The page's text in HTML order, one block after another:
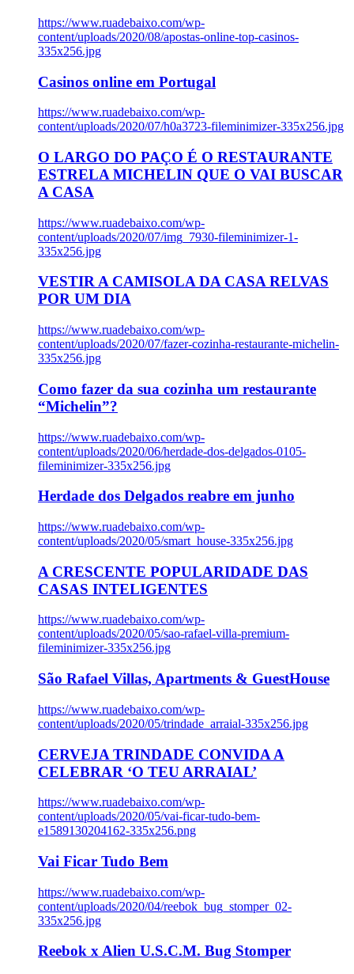
https://www.ruadebaixo.com/wp-
content/uploads/2020/08/apostas-online-top-casinos-
335x256.jpg
Casinos online em Portugal
https://www.ruadebaixo.com/wp-
content/uploads/2020/07/h0a3723-fileminimizer-335x256.jpg
O LARGO DO PAÇO É O RESTAURANTE
ESTRELA MICHELIN QUE O VAI BUSCAR
A CASA
https://www.ruadebaixo.com/wp-
content/uploads/2020/07/img_7930-fileminimizer-1-
335x256.jpg
VESTIR A CAMISOLA DA CASA RELVAS
POR UM DIA
https://www.ruadebaixo.com/wp-
content/uploads/2020/07/fazer-cozinha-restaurante-michelin-
335x256.jpg
Como fazer da sua cozinha um restaurante
“Michelin”?
https://www.ruadebaixo.com/wp-
content/uploads/2020/06/herdade-dos-delgados-0105-
fileminimizer-335x256.jpg
Herdade dos Delgados reabre em junho
https://www.ruadebaixo.com/wp-
content/uploads/2020/05/smart_house-335x256.jpg
A CRESCENTE POPULARIDADE DAS
CASAS INTELIGENTES
https://www.ruadebaixo.com/wp-
content/uploads/2020/05/sao-rafael-villa-premium-
fileminimizer-335x256.jpg
São Rafael Villas, Apartments & GuestHouse
https://www.ruadebaixo.com/wp-
content/uploads/2020/05/trindade_arraial-335x256.jpg
CERVEJA TRINDADE CONVIDA A
CELEBRAR ‘O TEU ARRAIAL’
https://www.ruadebaixo.com/wp-
content/uploads/2020/05/vai-ficar-tudo-bem-
e1589130204162-335x256.png
Vai Ficar Tudo Bem
https://www.ruadebaixo.com/wp-
content/uploads/2020/04/reebok_bug_stomper_02-
335x256.jpg
Reebok x Alien U.S.C.M. Bug Stomper